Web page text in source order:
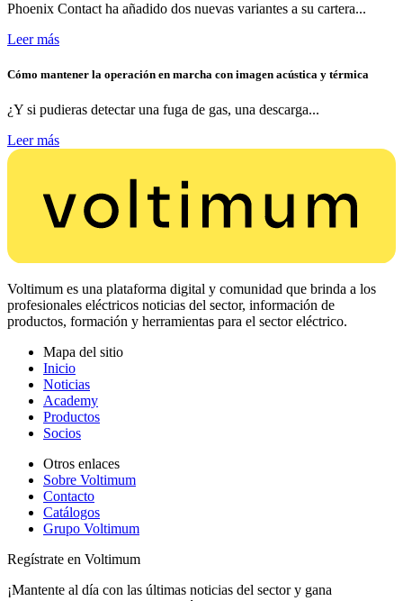
Phoenix Contact ha añadido dos nuevas variantes a su cartera...
Leer más
Cómo mantener la operación en marcha con imagen acústica y térmica
¿Y si pudieras detectar una fuga de gas, una descarga...
Leer más
Voltimum es una plataforma digital y comunidad que brinda a los
profesionales eléctricos noticias del sector, información de
productos, formación y herramientas para el sector eléctrico.
Mapa del sitio
Inicio
Noticias
Academy
Productos
Socios
Otros enlaces
Sobre Voltimum
Contacto
Catálogos
Grupo Voltimum
Regístrate en Voltimum
¡Mantente al día con las últimas noticias del sector y gana